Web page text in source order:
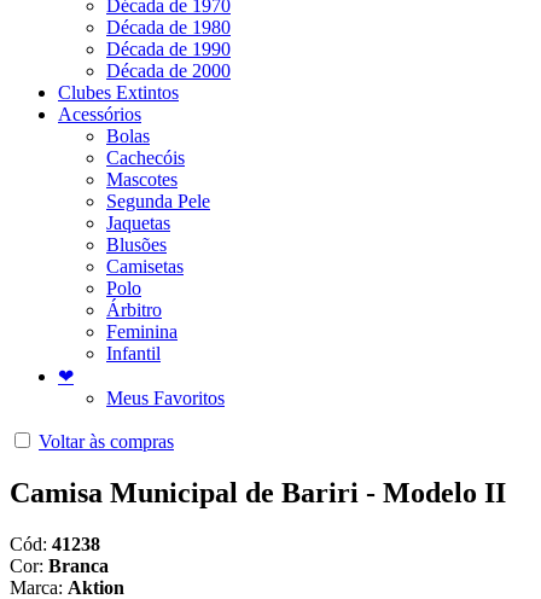
Década de 1970
Década de 1980
Década de 1990
Década de 2000
Clubes Extintos
Acessórios
Bolas
Cachecóis
Mascotes
Segunda Pele
Jaquetas
Blusões
Camisetas
Polo
Árbitro
Feminina
Infantil
❤
Meus Favoritos
Voltar às compras
Camisa Municipal de Bariri - Modelo II
Cód: 41238
Cor: Branca
Marca: Aktion